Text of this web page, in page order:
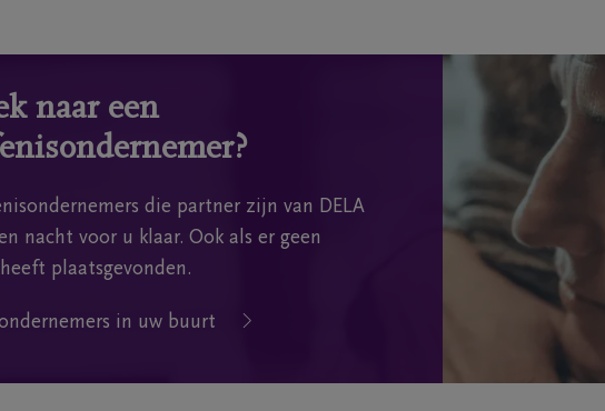
naar een
die partner zijn van DELA
nacht voor u klaar. Ook als er geen
plaatsgevonden.
in uw buurt